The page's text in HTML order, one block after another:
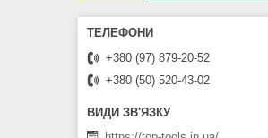
+380 (97) 879-20-52
+380 (50) 520-43-02